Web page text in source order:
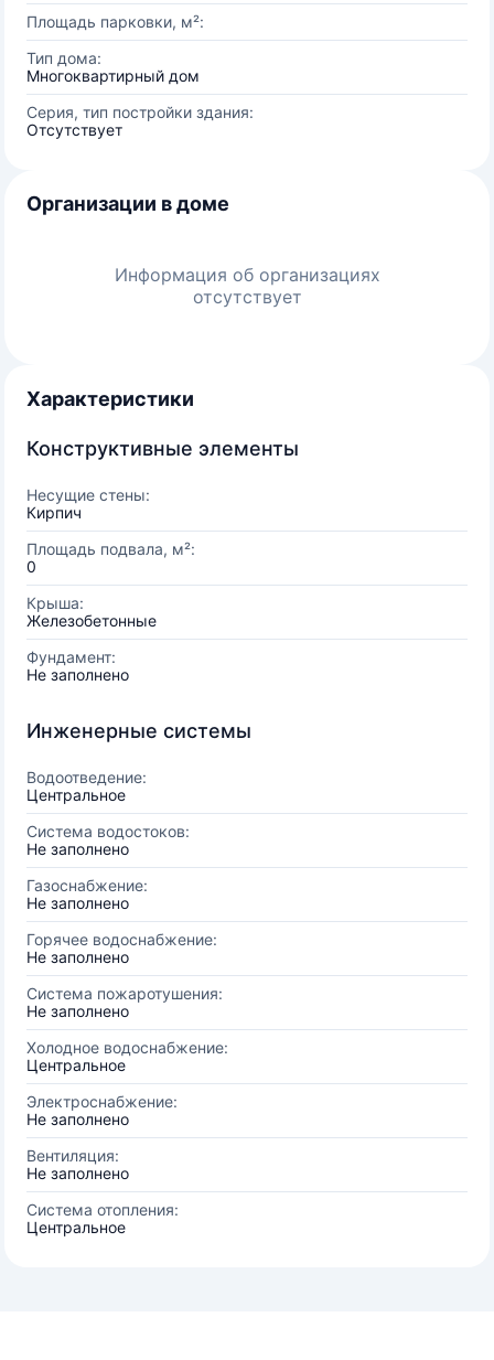
Площадь парковки, м²:
Тип дома:
Многоквартирный дом
Серия, тип постройки здания:
Отсутствует
Организации в доме
Информация об организациях
отсутствует
Характеристики
Конструктивные элементы
Несущие стены:
Кирпич
Площадь подвала, м²:
0
Крыша:
Железобетонные
Фундамент:
Не заполнено
Инженерные системы
Водоотведение:
Центральное
Система водостоков:
Не заполнено
Газоснабжение:
Не заполнено
Горячее водоснабжение:
Не заполнено
Система пожаротушения:
Не заполнено
Холодное водоснабжение:
Центральное
Электроснабжение:
Не заполнено
Вентиляция:
Не заполнено
Система отопления:
Центральное